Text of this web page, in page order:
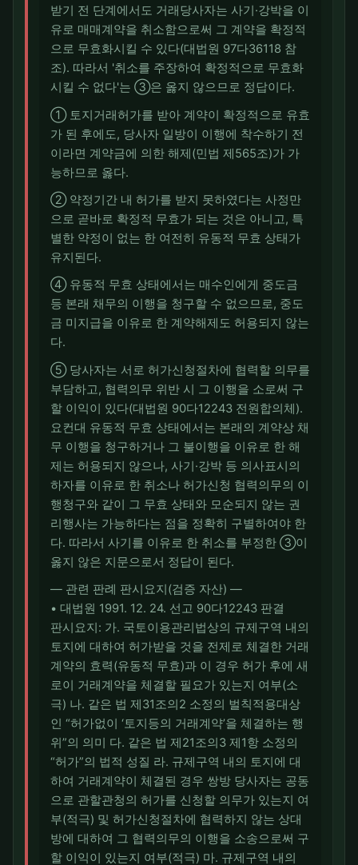
받기 전 단계에서도 거래당사자는 사기·강박을 이
유로 매매계약을 취소함으로써 그 계약을 확정적
으로 무효화시킬 수 있다(대법원 97다36118 참
조). 따라서 '취소를 주장하여 확정적으로 무효화
시킬 수 없다'는 ③은 옳지 않으므로 정답이다.
① 토지거래허가를 받아 계약이 확정적으로 유효
가 된 후에도, 당사자 일방이 이행에 착수하기 전
이라면 계약금에 의한 해제(민법 제565조)가 가
능하므로 옳다.
② 약정기간 내 허가를 받지 못하였다는 사정만
으로 곧바로 확정적 무효가 되는 것은 아니고, 특
별한 약정이 없는 한 여전히 유동적 무효 상태가
유지된다.
④ 유동적 무효 상태에서는 매수인에게 중도금
등 본래 채무의 이행을 청구할 수 없으므로, 중도
금 미지급을 이유로 한 계약해제도 허용되지 않는
다.
⑤ 당사자는 서로 허가신청절차에 협력할 의무를
부담하고, 협력의무 위반 시 그 이행을 소로써 구
할 이익이 있다(대법원 90다12243 전원합의체).
요컨대 유동적 무효 상태에서는 본래의 계약상 채
무 이행을 청구하거나 그 불이행을 이유로 한 해
제는 허용되지 않으나, 사기·강박 등 의사표시의
하자를 이유로 한 취소나 허가신청 협력의무의 이
행청구와 같이 그 무효 상태와 모순되지 않는 권
리행사는 가능하다는 점을 정확히 구별하여야 한
다. 따라서 사기를 이유로 한 취소를 부정한 ③이
옳지 않은 지문으로서 정답이 된다.
― 관련 판례 판시요지(검증 자산) ―
• 대법원 1991. 12. 24. 선고 90다12243 판결
판시요지: 가. 국토이용관리법상의 규제구역 내의
토지에 대하여 허가받을 것을 전제로 체결한 거래
계약의 효력(유동적 무효)과 이 경우 허가 후에 새
로이 거래계약을 체결할 필요가 있는지 여부(소
극) 나. 같은 법 제31조의2 소정의 벌칙적용대상
인 “허가없이 ‘토지등의 거래계약’을 체결하는 행
위”의 의미 다. 같은 법 제21조의3 제1항 소정의
“허가”의 법적 성질 라. 규제구역 내의 토지에 대
하여 거래계약이 체결된 경우 쌍방 당사자는 공동
으로 관할관청의 허가를 신청할 의무가 있는지 여
부(적극) 및 허가신청절차에 협력하지 않는 상대
방에 대하여 그 협력의무의 이행을 소송으로써 구
할 이익이 있는지 여부(적극) 마. 규제구역 내의